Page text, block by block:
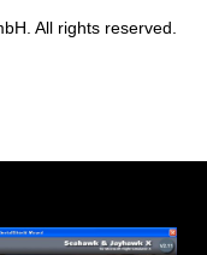
All rights reserved.